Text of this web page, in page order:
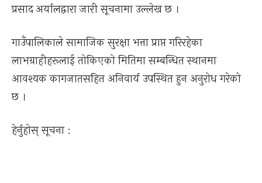
प्रसाद अर्यालद्वारा जारी सूचनामा उल्लेख छ ।
गाउँपालिकाले सामाजिक सुरक्षा भत्ता प्राप्त गरिरहेका
लाभग्राहीहरूलाई तोकिएको मितिमा सम्बन्धित स्थानमा
आवश्यक कागजातसहित अनिवार्य उपस्थित हुन अनुरोध गरेको
छ ।
हेर्नुहोस् सूचना :